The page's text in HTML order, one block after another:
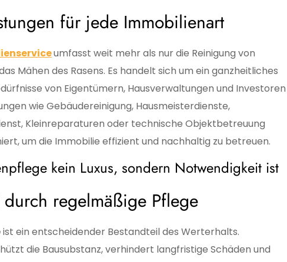
für jede Immobilienart
umfasst weit mehr als nur die Reinigung von
Mähen des Rasens. Es handelt sich um ein ganzheitliches
von Eigentümern, Hausverwaltungen und Investoren
wie Gebäudereinigung, Hausmeisterdienste,
Kleinreparaturen oder technische Objektbetreuung
um die Immobilie effizient und nachhaltig zu betreuen.
kein Luxus, sondern Notwendigkeit ist
regelmäßige Pflege
ist ein entscheidender Bestandteil des Werterhalts.
die Bausubstanz, verhindert langfristige Schäden und